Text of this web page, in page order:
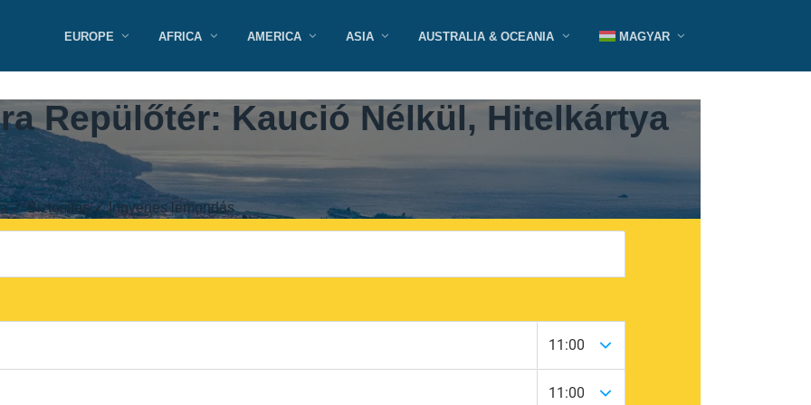
EUROPE AFRICA AMERICA ASIA AUSTRALIA & OCEANIA MAGYAR
Repülőtér: Kaució Nélkül, Hitelkártya
✓ Biztosítás ✓ Ingyenes lemondás